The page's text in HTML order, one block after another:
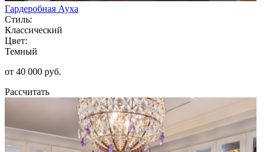
Гардеробная Ауха
Стиль:
Классический
Цвет:
Темный
от 40 000 руб.
Рассчитать